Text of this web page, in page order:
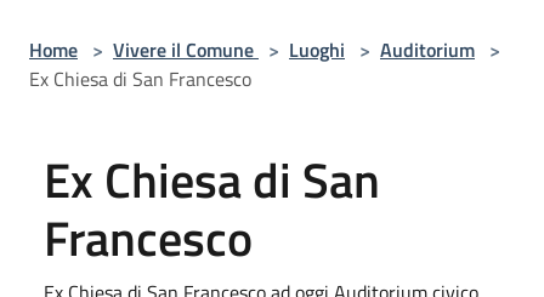
Home > Vivere il Comune > Luoghi > Auditorium >
Ex Chiesa di San Francesco
Ex Chiesa di San
Francesco